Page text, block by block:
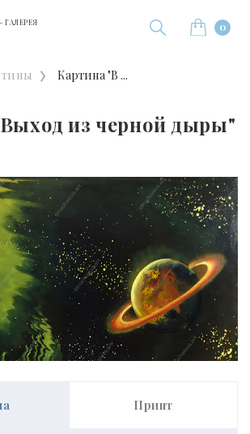
ГАЛЕРЕЯ
0
Картина "В ...
из черной дыры"
Принт